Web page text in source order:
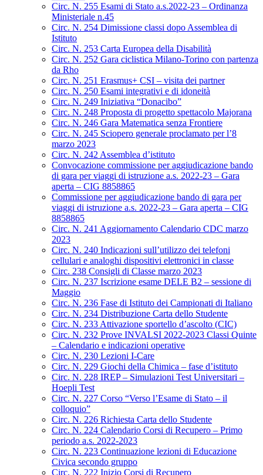
Circ. N. 255 Esami di Stato a.s.2022-23 – Ordinanza
Ministeriale n.45
Circ. N. 254 Dimissione classi dopo Assemblea di
Istituto
Circ. N. 253 Carta Europea della Disabilità
Circ. N. 252 Gara ciclistica Milano-Torino con partenza
da Rho
Circ. N. 251 Erasmus+ CSI – visita dei partner
Circ. N. 250 Esami integrativi e di idoneità
Circ. N. 249 Iniziativa “Donacibo”
Circ. N. 248 Proposta di progetto spettacolo Majorana
Circ. N. 246 Gara Matematica senza Frontiere
Circ. N. 245 Sciopero generale proclamato per l’8
marzo 2023
Circ. N. 242 Assemblea d’istituto
Convocazione commissione per aggiudicazione bando
di gara per viaggi di istruzione a.s. 2022-23 – Gara
aperta – CIG 8858865
Commissione per aggiudicazione bando di gara per
viaggi di istruzione a.s. 2022-23 – Gara aperta – CIG
8858865
Circ. N. 241 Aggiornamento Calendario CDC marzo
2023
Circ. N. 240 Indicazioni sull’utilizzo dei telefoni
cellulari e analoghi dispositivi elettronici in classe
Circ. 238 Consigli di Classe marzo 2023
Circ. N. 237 Iscrizione esame DELE B2 – sessione di
Maggio
Circ. N. 236 Fase di Istituto dei Campionati di Italiano
Circ. N. 234 Distribuzione Carta dello Studente
Circ. N. 233 Attivazione sportello d’ascolto (CIC)
Circ. N. 232 Prove INVALSI 2022-2023 Classi Quinte
– Calendario e indicazioni operative
Circ. N. 230 Lezioni I-Care
Circ. N. 229 Giochi della Chimica – fase d’istituto
Circ. N. 228 IREP – Simulazioni Test Universitari –
Hoepli Test
Circ. N. 227 Corso “Verso l’Esame di Stato – il
colloquio”
Circ. N. 226 Richiesta Carta dello Studente
Circ. N. 224 Calendario Corsi di Recupero – Primo
periodo a.s. 2022-2023
Circ. N. 223 Continuazione lezioni di Educazione
Civica secondo gruppo
Circ. N. 222 Inizio Corsi di Recupero